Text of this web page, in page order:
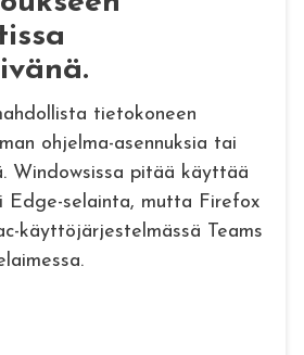
tietokoneen
ohjelma-asennuksia tai
Windowsissa pitää käyttää
Edge-selainta, mutta Firefox
käyttöjärjestelmässä Teams